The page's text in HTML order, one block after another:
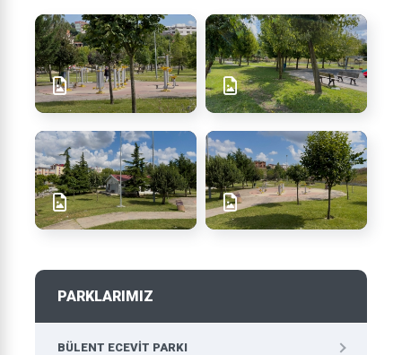
PARKLARIMIZ
BÜLENT ECEVIT PARKI